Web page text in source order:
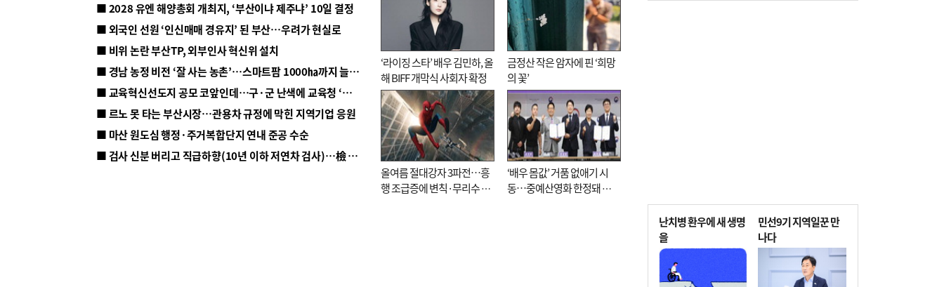
■ 2028 유엔 해양총회 개최지, ‘부산이냐 제주냐’ 10일 결정
■ 외국인 선원 ‘인신매매 경유지’ 된 부산…우려가 현실로
■ 비위 논란 부산TP, 외부인사 혁신위 설치
■ 경남 농정 비전 ‘잘 사는 농촌’…스마트팜 1000㏊까지 늘린다
■ 교육혁신선도지 공모 코앞인데…구·군 난색에 교육청 ‘쩔쩔’
■ 르노 못 타는 부산시장…관용차 규정에 막힌 지역기업 응원
■ 마산 원도심 행정·주거복합단지 연내 준공 수순
■ 검사 신분 버리고 직급하향(10년 이하 저연차 검사)…檢 중수청행 기피
‘라이징 스타’ 배우 김민하, 올
해 BIFF 개막식 사회자 확정
금정산 작은 암자에 핀 ‘희망
의 꽃’
올여름 절대강자 3파전…흥
행 조급증에 변칙·무리수 마
‘배우 몸값’ 거품 없애기 시
동…중예산영화 한정돼 실
난치병 환우에 새 생명
을
민선9기 지역일꾼 만
나다